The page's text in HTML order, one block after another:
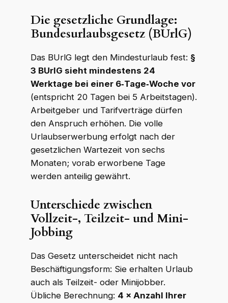
Die gesetzliche Grundlage:
Bundesurlaubsgesetz (BUrlG)
Das BUrlG legt den Mindesturlaub fest: §
3 BUrlG sieht mindestens 24
Werktage bei einer 6‑Tage‑Woche vor
(entspricht 20 Tagen bei 5 Arbeitstagen).
Arbeitgeber und Tarifverträge dürfen
den Anspruch erhöhen. Die volle
Urlaubserwerbung erfolgt nach der
gesetzlichen Wartezeit von sechs
Monaten; vorab erworbene Tage
werden anteilig gewährt.
Unterschiede zwischen
Vollzeit-, Teilzeit- und Mini-
Jobbing
Das Gesetz unterscheidet nicht nach
Beschäftigungsform: Sie erhalten Urlaub
auch als Teilzeit- oder Minijobber.
Übliche Berechnung: 4 × Anzahl Ihrer